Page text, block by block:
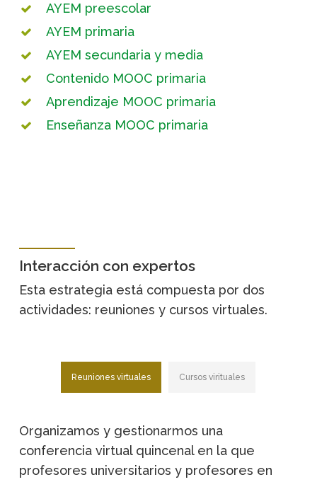
AYEM preescolar
AYEM primaria
AYEM secundaria y media
Contenido MOOC primaria
Aprendizaje MOOC primaria
Enseñanza MOOC primaria
Interacción con expertos
Esta estrategia está compuesta por dos
actividades: reuniones y cursos virtuales.
Reuniones virtuales Cursos virituales
Organizamos y gestionarmos una
conferencia virtual quincenal en la que
profesores universitarios y profesores en